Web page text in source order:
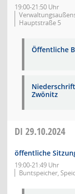
19:00-21:50 Uhr
Hauptstraße 5
Öffentliche
Zwönitz
DI 29.10.2024
öffentliche
19:00-21:49 Uhr
Buntspeicher,